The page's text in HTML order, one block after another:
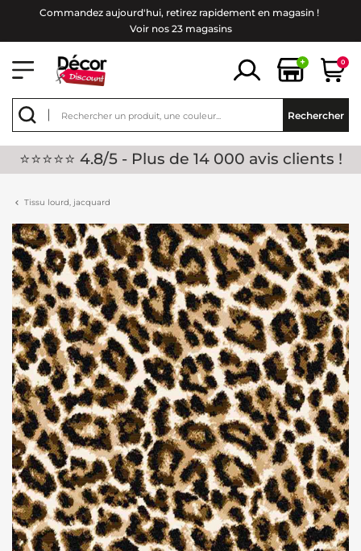
Commandez aujourd'hui, retirez rapidement en magasin !
Voir nos 23 magasins
+ 0
Rechercher
⭐⭐⭐⭐⭐ 4.8/5 - Plus de 14 000 avis clients !
Tissu lourd, jacquard